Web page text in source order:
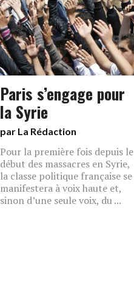
Paris s’engage pour
la Syrie
par La Rédaction
Pour la première fois depuis le
début des massacres en Syrie,
la classe politique française se
manifestera à voix haute et,
sinon d’une seule voix, du ...